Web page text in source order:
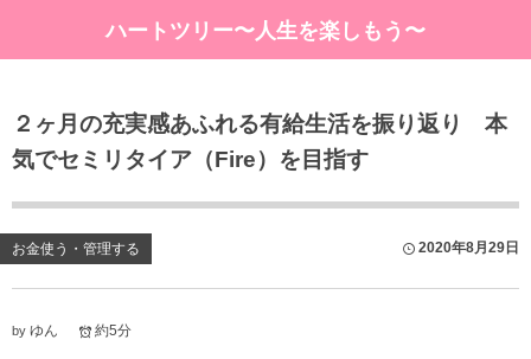
ハートツリー〜人生を楽しもう〜
２ヶ月の充実感あふれる有給生活を振り返り 本
気でセミリタイア（Fire）を目指す
お金使う・管理する 2020年8月29日
by ゆん 約5分